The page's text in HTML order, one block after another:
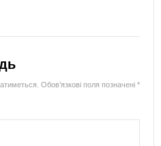
Обов’язкові поля позначені *